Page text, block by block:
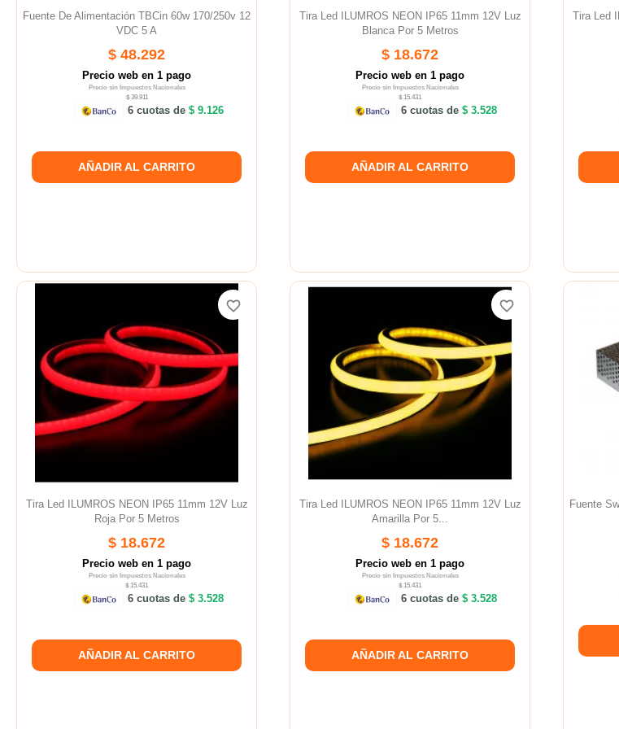
Fuente De Alimentación TBCin 60w 170/250v 12
VDC 5 A
$ 48.292
Precio web en 1 pago
Precio sin Impuestos Nacionales
$ 39.911
6 cuotas de $ 9.126
AÑADIR AL CARRITO
Tira Led ILUMROS NEON IP65 11mm 12V Luz
Blanca Por 5 Metros
$ 18.672
Precio web en 1 pago
Precio sin Impuestos Nacionales
$ 15.431
6 cuotas de $ 3.528
AÑADIR AL CARRITO
Tira Led
Tira Led ILUMROS NEON IP65 11mm 12V Luz
Roja Por 5 Metros
$ 18.672
Precio web en 1 pago
Precio sin Impuestos Nacionales
$ 15.431
6 cuotas de $ 3.528
AÑADIR AL CARRITO
favorite_border
Tira Led ILUMROS NEON IP65 11mm 12V Luz
Amarilla Por 5...
$ 18.672
Precio web en 1 pago
Precio sin Impuestos Nacionales
$ 15.431
6 cuotas de $ 3.528
AÑADIR AL CARRITO
favorite_border
Fuente